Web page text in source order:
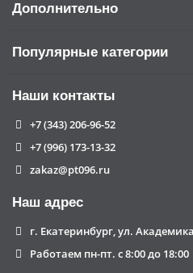
Дополнительно
Популярные категории
Наши контакты
+7 (343) 206-96-52
+7 (996) 173-13-32
zakaz@pt096.ru
Наш адрес
г. Екатеринбург, ул.
Работаем пн-пт. с 8:00 до 18:00